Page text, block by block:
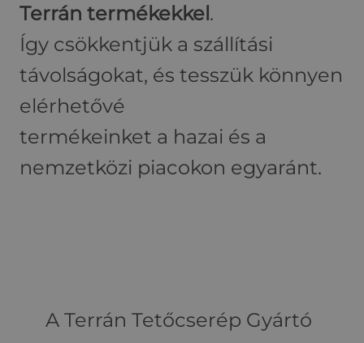
Terrán termékekkel .
Így csökkentjük a szállítási
távolságokat, és tesszük könnyen
elérhetővé
termékeinket a hazai és a
nemzetközi piacokon egyaránt.
A Terrán Tetőcserép Gyártó